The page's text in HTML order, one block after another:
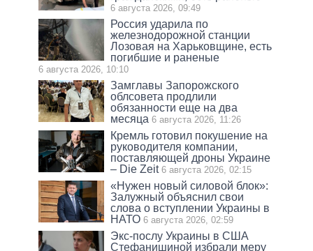
6 августа 2026, 09:49
Россия ударила по
железнодорожной станции
Лозовая на Харьковщине, есть
погибшие и раненые
6 августа 2026, 10:10
Замглавы Запорожского
облсовета продлили
обязанности еще на два
месяца 6 августа 2026, 11:26
Кремль готовил покушение на
руководителя компании,
поставляющей дроны Украине
– Die Zeit 6 августа 2026, 02:15
«Нужен новый силовой блок»:
Залужный объяснил свои
слова о вступлении Украины в
НАТО 6 августа 2026, 02:59
Экс-послу Украины в США
Стефанишиной избрали меру